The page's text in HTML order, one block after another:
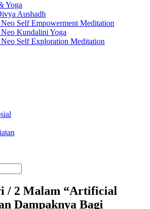
Yoga
Aushadh
Neo Self Empowerment Meditation
Neo Kundalini Yoga
Neo Self Exploration Meditation
/ 2 Malam “Artificial
Dampaknya Bagi